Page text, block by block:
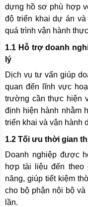
dựng hồ sơ phù hợp
độ triển khai dự án
quá trình vận hành
1.1 Hỗ trợ doanh
lý
Dịch vụ tư vấn giúp
quan đến lĩnh vực
trường cần thực hiện
định hiện hành nhằm
triển khai và vận hành
1.2 Tối ưu thời gian
Doanh nghiệp được
hợp tài liệu đến
năng, giúp tiết kiệm
cho bộ phận nội bộ
lần.